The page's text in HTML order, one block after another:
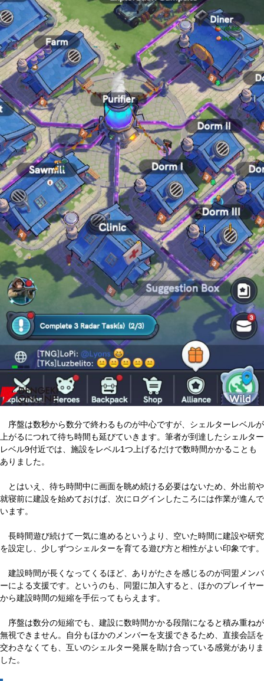
序盤は数秒から数分で終わるものが中心ですが、シェルターレベルが
上がるにつれて待ち時間も延びていきます。筆者が到達したシェルター
レベル9付近では、施設をレベル1つ上げるだけで数時間かかることも
ありました。
とはいえ、待ち時間中に画面を眺め続ける必要はないため、外出前や
就寝前に建設を始めておけば、次にログインしたころには作業が進んで
います。
長時間遊び続けて一気に進めるというより、空いた時間に建設や研究
を設定し、少しずつシェルターを育てる遊び方と相性がよい印象です。
建設時間が長くなってくるほど、ありがたさを感じるのが同盟メンバ
ーによる支援です。というのも、同盟に加入すると、ほかのプレイヤー
から建設時間の短縮を手伝ってもらえます。
序盤は数分の短縮でも、建設に数時間かかる段階になると積み重ねが
無視できません。自分もほかのメンバーを支援できるため、直接会話を
交わさなくても、互いのシェルター発展を助け合っている感覚がありま
した。